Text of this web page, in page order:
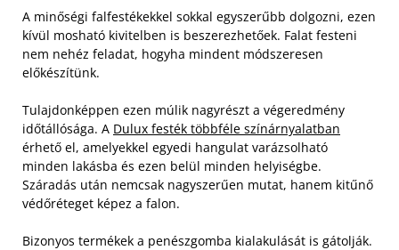
A minőségi falfestékekkel sokkal egyszerűbb dolgozni, ezen
kívül mosható kivitelben is beszerezhetőek. Falat festeni
nem nehéz feladat, hogyha mindent módszeresen
előkészítünk.
Tulajdonképpen ezen múlik nagyrészt a végeredmény
időtállósága. A Dulux festék többféle színárnyalatban
érhető el, amelyekkel egyedi hangulat varázsolható
minden lakásba és ezen belül minden helyiségbe.
Száradás után nemcsak nagyszerűen mutat, hanem kitűnő
védőréteget képez a falon.
Bizonyos termékek a penészgomba kialakulását is gátolják.